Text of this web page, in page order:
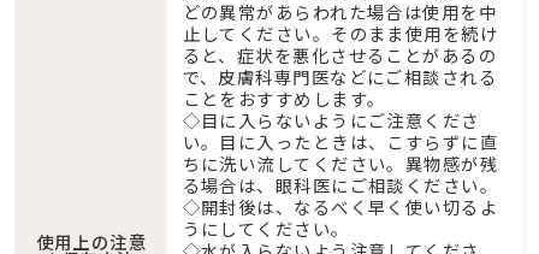
使用上の注意
どの異常があらわれた場合は使用を中
止してください。そのまま使用を続け
ると、症状を悪化させることがあるの
で、皮膚科専門医などにご相談される
ことをおすすめします。
◇目に入らないようにご注意くださ
い。目に入ったときは、こすらずに直
ちに洗い流してください。異物感が残
る場合は、眼科医にご相談ください。
◇開封後は、なるべく早く使い切るよ
うにしてください。